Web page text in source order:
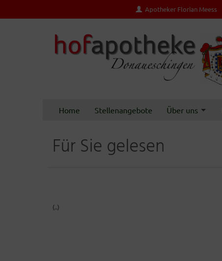
Apotheker Florian Meess
Home Stellenangebote Über uns
Für Sie gelesen
(..)